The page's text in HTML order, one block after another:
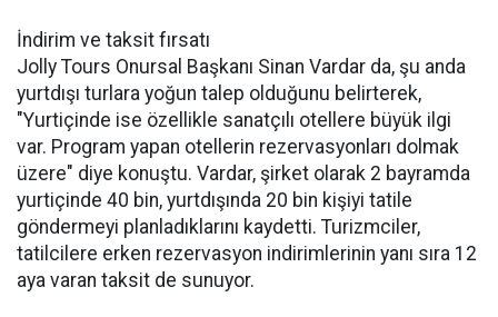
İndirim ve taksit fırsatı
Jolly Tours Onursal Başkanı Sinan Vardar da, şu anda
yurtdışı turlara yoğun talep olduğunu belirterek,
"Yurtiçinde ise özellikle sanatçılı otellere büyük ilgi
var. Program yapan otellerin rezervasyonları dolmak
üzere" diye konuştu. Vardar, şirket olarak 2 bayramda
yurtiçinde 40 bin, yurtdışında 20 bin kişiyi tatile
göndermeyi planladıklarını kaydetti. Turizmciler,
tatilcilere erken rezervasyon indirimlerinin yanı sıra 12
aya varan taksit de sunuyor.